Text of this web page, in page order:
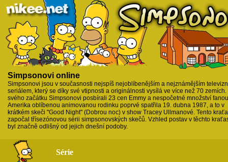
Simpsonovi online
Simpsonovi jsou v současnosti nejspíš nejoblíbenějším a nejznámějším
seriálem, který se díky své vtipnosti a originálnosti vysílá ve více než 70 zemích.
svého začátku Simpsonovi posbírali 23 cen Emmy a nespočetné množství
Amerika oblíbenou animovanou rodinku poprvé spatřila 19. dubna 1987, a to v
krátkém skeči "Good Night" (Dobrou noc) v show Tracey Ullmanové. Tento
započal třísezónovou sérii simpsonovských skečů. Vzhled postav v těchto
byl značně odlišný od jejich dnešní podoby.
Série